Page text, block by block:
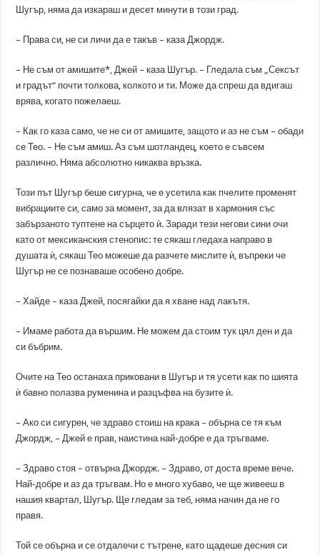
Шугър, няма да изкараш и десет минути в този град.
– Права си, не си личи да е такъв – каза Джордж.
– Не съм от амишите*, Джей – каза Шугър. – Гледала съм „Сексът
и градът“ почти толкова, колкото и ти. Може да спреш да вдигаш
врява, когато пожелаеш.
– Как го каза само, че не си от амишите, защото и аз не съм – обади
се Тео. – Не съм амиш. Аз съм шотландец, което е съвсем
различно. Няма абсолютно никаква връзка.
Този път Шугър беше сигурна, че е усетила как пчелите променят
вибрациите си, само за момент, за да влязат в хармония със
забързаното туптене на сърцето ѝ. Заради тези негови сини очи
като от мексиканския стенопис: те сякаш гледаха направо в
душата ѝ, сякаш Тео можеше да разчете мислите ѝ, въпреки че
Шугър не се познаваше особено добре.
– Хайде – каза Джей, посягайки да я хване над лакътя.
– Имаме работа да вършим. Не можем да стоим тук цял ден и да
си бъбрим.
Очите на Тео останаха приковани в Шугър и тя усети как по шията
ѝ бавно полазва руменина и разцъфва на бузите ѝ.
– Ако си сигурен, че здраво стоиш на крака – обърна се тя към
Джордж, – Джей е прав, наистина най-добре е да тръгваме.
– Здраво стоя – отвърна Джордж. – Здраво, от доста време вече.
Най-добре и аз да тръгвам. Но е много хубаво, че ще живееш в
нашия квартал, Шугър. Ще гледам за теб, няма начин да не го
правя.
Той се обърна и се отдалечи с тътрене, като щадеше десния си